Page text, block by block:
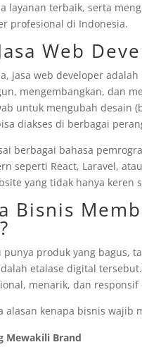
layanan terbaik, serta
profesional di Indonesia.
Web
jasa web developer
mengembangkan, dan
untuk mengubah desain
diakses di berbagai
berbagai bahasa
seperti React, Laravel,
yang tidak hanya keren
Bisnis
punya produk yang bagus,
etalase digital
menarik, dan responsif
alasan kenapa bisnis wajib
Mewakili Brand